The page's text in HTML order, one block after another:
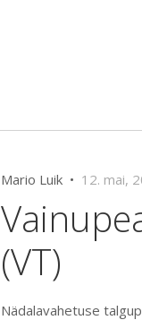
Mario Luik • 12. mai,
(VT)
Nädalavahetuse